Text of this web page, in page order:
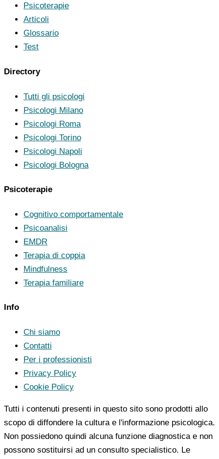
Psicoterapie
Articoli
Glossario
Test
Directory
Tutti gli psicologi
Psicologi Milano
Psicologi Roma
Psicologi Torino
Psicologi Napoli
Psicologi Bologna
Psicoterapie
Cognitivo comportamentale
Psicoanalisi
EMDR
Terapia di coppia
Mindfulness
Terapia familiare
Info
Chi siamo
Contatti
Per i professionisti
Privacy Policy
Cookie Policy
Tutti i contenuti presenti in questo sito sono prodotti allo
scopo di diffondere la cultura e l'informazione psicologica.
Non possiedono quindi alcuna funzione diagnostica e non
possono sostituirsi ad un consulto specialistico. Le